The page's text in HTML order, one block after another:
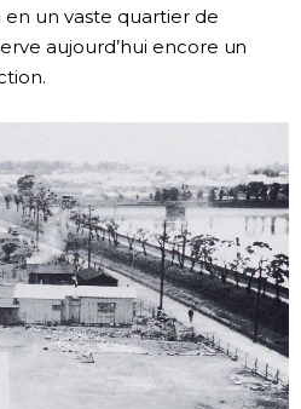
un vaste quartier de
aujourd’hui encore un